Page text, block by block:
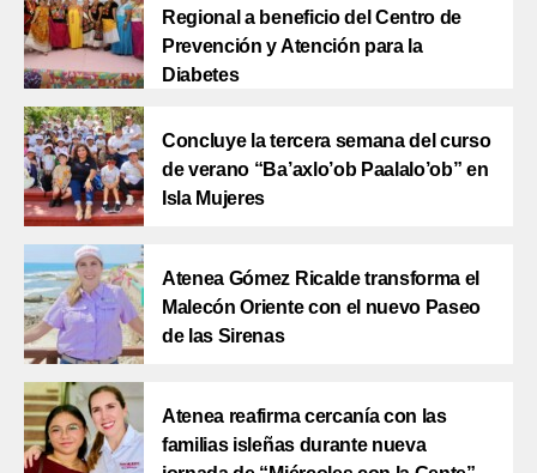
Regional a beneficio del Centro de
Prevención y Atención para la
Diabetes
Concluye la tercera semana del curso
de verano “Ba’axlo’ob Paalalo’ob” en
Isla Mujeres
Atenea Gómez Ricalde transforma el
Malecón Oriente con el nuevo Paseo
de las Sirenas
Atenea reafirma cercanía con las
familias isleñas durante nueva